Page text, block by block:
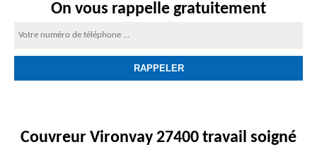
On vous rappelle gratuitement
Couvreur Vironvay 27400 travail soigné